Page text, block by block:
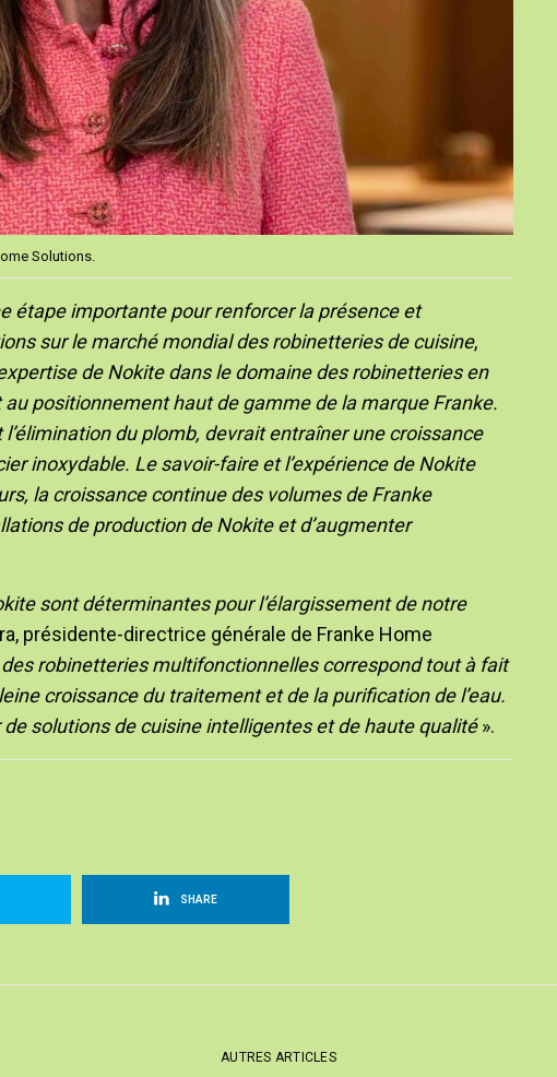
Solutions.
étape importante pour renforcer la présence et
sur le marché mondial des robinetteries de cuisine,
de Nokite dans le domaine des robinetteries en
positionnement haut de gamme de la marque Franke.
du plomb, devrait entraîner une croissance
inoxydable. Le savoir-faire et l’expérience de Nokite
la croissance continue des volumes de Franke
de production de Nokite et d’augmenter
sont déterminantes pour l’élargissement de notre
présidente-directrice générale de Franke Home
robinetteries multifonctionnelles correspond tout à fait
croissance du traitement et de la purification de l’eau.
solutions de cuisine intelligentes et de haute qualité».
SHARE
AUTRES ARTICLES